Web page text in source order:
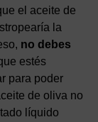
el aceite de
la
no debes
estés
para poder
de oliva no
líquido